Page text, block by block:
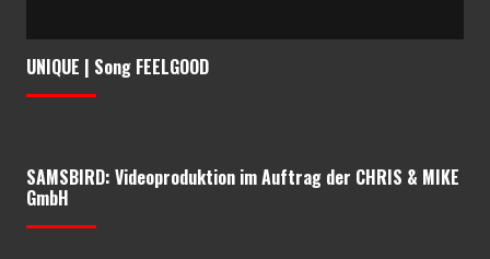
UNIQUE | Song FEELGOOD
SAMSBIRD: Videoproduktion im Auftrag der CHRIS & MIKE
GmbH